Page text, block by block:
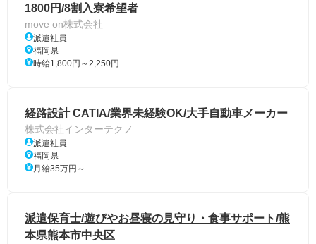
1800円/8割入寮希望者
move on株式会社
派遣社員
福岡県
時給1,800円～2,250円
経路設計 CATIA/業界未経験OK/大手自動車メーカー
株式会社インターテクノ
派遣社員
福岡県
月給35万円～
派遣保育士/遊びやお昼寝の見守り・食事サポート/熊
本県熊本市中央区